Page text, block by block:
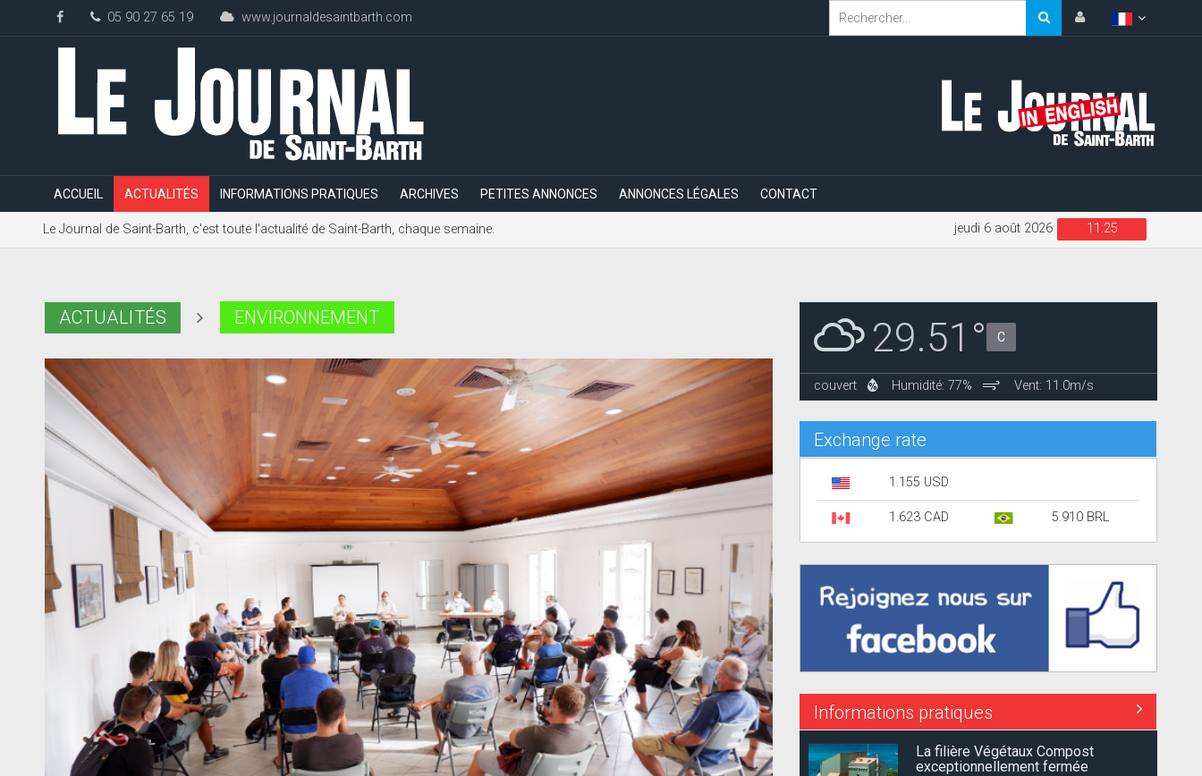
05 90 27 65 19 www.journaldesaintbarth.com
ACCUEIL ACTUALITÉS INFORMATIONS PRATIQUES ARCHIVES PETITES ANNONCES ANNONCES LÉGALES CONTACT
Le Journal de Saint-Barth, c'est toute l'actualité de Saint-Barth, chaque semaine. 11:25
jeudi 6 août 2026
ACTUALITÉS ENVIRONNEMENT 29.51° C
couvert Humidité: 77% Vent: 11.0m/s
Exchange rate
1.155 USD
1.623 CAD 5.910 BRL
Informations pratiques
La filière Végétaux Compost
exceptionnellement fermée